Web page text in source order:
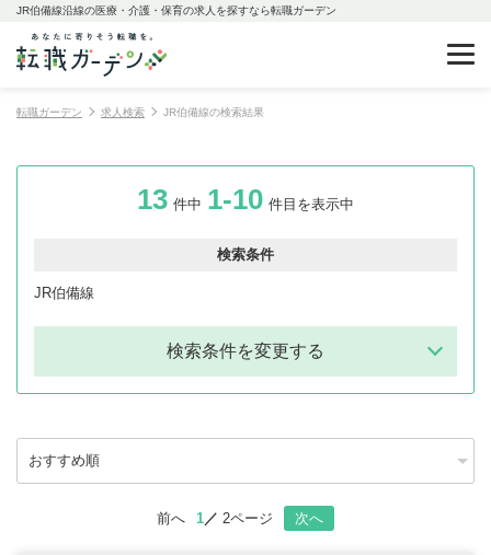
JR伯備線沿線の医療・介護・保育の求人を探すなら転職ガーデン
転職ガーデン 求人検索 JR伯備線の検索結果
13 件中 1-10 件目を表示中
検索条件
JR伯備線
検索条件を変更する
前へ 1 2ページ 次へ